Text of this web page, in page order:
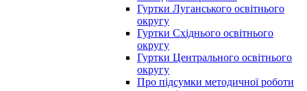
Гуртки Луганського освітнього
округу
Гуртки Східнього освітнього
округу
Гуртки Центрального освітнього
округу
Про підсумки методичної роботи